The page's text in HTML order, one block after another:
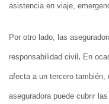
asistencia en viaje,
Por otro lado, las
responsabilidad civil . En
afecta a un tercero
aseguradora puede cubrir las